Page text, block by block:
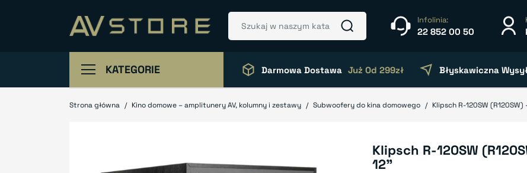
Infolinia:
22 852 00 50
KATEGORIE Darmowa Dostawa Już Od 299zł Błyskawiczna
Strona główna Kino domowe – amplitunery AV, kolumny i zestawy Subwoofery do kina domowego Klipsch R-120SW
Klipsch R-120SW
12"